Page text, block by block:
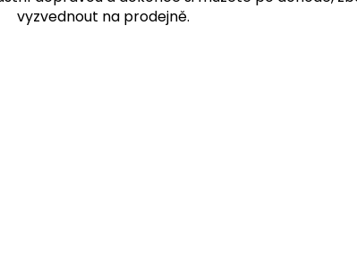
vyzvednout na prodejně.